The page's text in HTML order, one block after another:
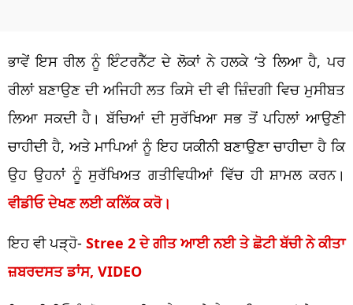
ਭਾਵੇਂ ਇਸ ਰੀਲ ਨੂੰ ਇੰਟਰਨੈੱਟ ਦੇ ਲੋਕਾਂ ਨੇ ਹਲਕੇ ‘ਤੇ ਲਿਆ ਹੈ, ਪਰ
ਰੀਲਾਂ ਬਣਾਉਣ ਦੀ ਅਜਿਹੀ ਲਤ ਕਿਸੇ ਦੀ ਵੀ ਜ਼ਿੰਦਗੀ ਵਿਚ ਮੁਸੀਬਤ
ਲਿਆ ਸਕਦੀ ਹੈ। ਬੱਚਿਆਂ ਦੀ ਸੁਰੱਖਿਆ ਸਭ ਤੋਂ ਪਹਿਲਾਂ ਆਉਣੀ
ਚਾਹੀਦੀ ਹੈ, ਅਤੇ ਮਾਪਿਆਂ ਨੂੰ ਇਹ ਯਕੀਨੀ ਬਣਾਉਣਾ ਚਾਹੀਦਾ ਹੈ ਕਿ
ਉਹ ਉਹਨਾਂ ਨੂੰ ਸੁਰੱਖਿਅਤ ਗਤੀਵਿਧੀਆਂ ਵਿੱਚ ਹੀ ਸ਼ਾਮਲ ਕਰਨ।
ਵੀਡੀਓ ਦੇਖਣ ਲਈ ਕਲਿੱਕ ਕਰੋ।
ਇਹ ਵੀ ਪੜ੍ਹੋ- Stree 2 ਦੇ ਗੀਤ ਆਈ ਨਈ ਤੇ ਛੋਟੀ ਬੱਚੀ ਨੇ ਕੀਤਾ
ਜ਼ਬਰਦਸਤ ਡਾਂਸ, VIDEO